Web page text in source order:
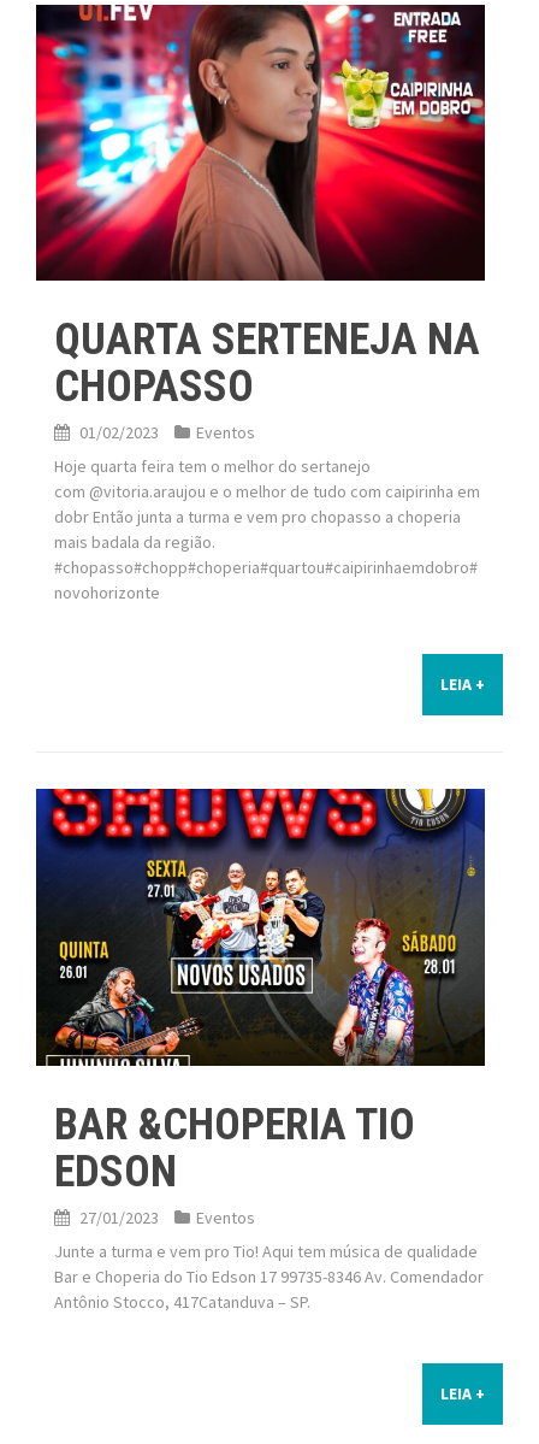
QUARTA SERTENEJA NA
CHOPASSO
01/02/2023
Eventos
Hoje quarta feira tem o melhor do sertanejo
com @vitoria.araujou e o melhor de tudo com caipirinha em
dobr Então junta a turma e vem pro chopasso a choperia
mais badala da região.
#chopasso#chopp#choperia#quartou#caipirinhaemdobro#
novohorizonte
LEIA +
BAR &CHOPERIA TIO
EDSON
27/01/2023
Eventos
Junte a turma e vem pro Tio! Aqui tem música de qualidade
Bar e Choperia do Tio Edson 17 99735-8346 Av. Comendador
Antônio Stocco, 417Catanduva – SP.
LEIA +